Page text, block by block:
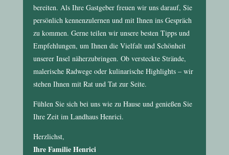
bereiten. Als Ihre Gastgeber freuen wir uns darauf, Sie
persönlich kennenzulernen und mit Ihnen ins Gespräch
zu kommen. Gerne teilen wir unsere besten Tipps und
Empfehlungen, um Ihnen die Vielfalt und Schönheit
unserer Insel näherzubringen. Ob versteckte Strände,
malerische Radwege oder kulinarische Highlights – wir
stehen Ihnen mit Rat und Tat zur Seite.
Fühlen Sie sich bei uns wie zu Hause und genießen Sie
Ihre Zeit im Landhaus Henrici.
Herzlichst,
Ihre Familie Henrici